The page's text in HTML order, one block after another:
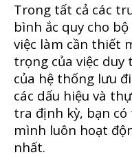
Trong tất cả các
bình ắc quy cho
việc làm cần thiết
trọng của việc duy
của hệ thống lưu
các dấu hiệu và
tra định kỳ, bạn có
mình luôn hoạt
nhất.